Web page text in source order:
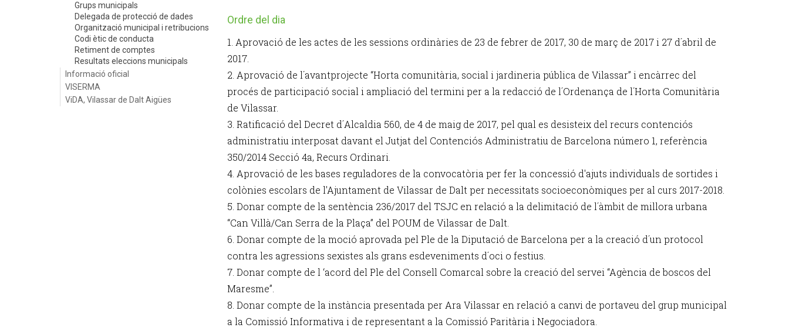
Grups municipals
Delegada de protecció de dades
Organització municipal i retribucions
Codi ètic de conducta
Retiment de comptes
Resultats eleccions municipals
Informació oficial
VISERMA
ViDA, Vilassar de Dalt Aigües
Ordre del dia
1. Aprovació de les actes de les sessions ordinàries de 23 de febrer de 2017, 30 de març de 2017 i 27 d´abril de
2017.
2. Aprovació de l´avantprojecte “Horta comunitària, social i jardineria pública de Vilassar” i encàrrec del
procés de participació social i ampliació del termini per a la redacció de l´Ordenança de l´Horta Comunitària
de Vilassar.
3. Ratificació del Decret d´Alcaldia 560, de 4 de maig de 2017, pel qual es desisteix del recurs contenciós
administratiu interposat davant el Jutjat del Contenciós Administratiu de Barcelona número 1, referència
350/2014 Secció 4a, Recurs Ordinari.
4. Aprovació de les bases reguladores de la convocatòria per fer la concessió d'ajuts individuals de sortides i
colònies escolars de l'Ajuntament de Vilassar de Dalt per necessitats socioeconòmiques per al curs 2017-2018.
5. Donar compte de la sentència 236/2017 del TSJC en relació a la delimitació de l´àmbit de millora urbana
“Can Villà/Can Serra de la Plaça” del POUM de Vilassar de Dalt.
6. Donar compte de la moció aprovada pel Ple de la Diputació de Barcelona per a la creació d´un protocol
contra les agressions sexistes als grans esdeveniments d´oci o festius.
7. Donar compte de l ‘acord del Ple del Consell Comarcal sobre la creació del servei “Agència de boscos del
Maresme”.
8. Donar compte de la instància presentada per Ara Vilassar en relació a canvi de portaveu del grup municipal
a la Comissió Informativa i de representant a la Comissió Paritària i Negociadora.